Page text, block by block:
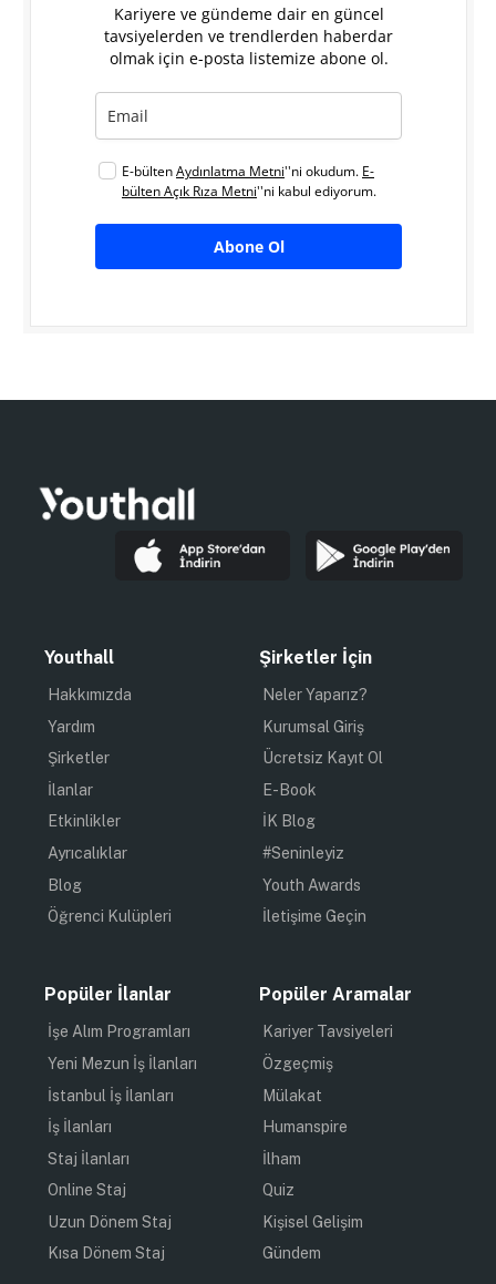
Kariyere ve gündeme dair en güncel
tavsiyelerden ve trendlerden haberdar
olmak için e-posta listemize abone ol.
E-bültenAydınlatma Metni''ni okudum. E-
bülten Açık Rıza Metni''ni kabul ediyorum.
Abone Ol
Youthall
Hakkımızda
Yardım
Şirketler
İlanlar
Etkinlikler
Ayrıcalıklar
Blog
Öğrenci Kulüpleri
Şirketler İçin
Neler Yaparız?
Kurumsal Giriş
Ücretsiz Kayıt Ol
E-Book
İK Blog
#Seninleyiz
Youth Awards
İletişime Geçin
Popüler İlanlar
İşe Alım Programları
Yeni Mezun İş İlanları
İstanbul İş İlanları
İş İlanları
Staj İlanları
Online Staj
Uzun Dönem Staj
Kısa Dönem Staj
Popüler Aramalar
Kariyer Tavsiyeleri
Özgeçmiş
Mülakat
Humanspire
İlham
Quiz
Kişisel Gelişim
Gündem